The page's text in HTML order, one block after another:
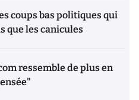
coups bas politiques qui
que les canicules
ressemble de plus en